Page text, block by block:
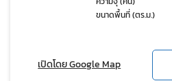
ขนาดพื้นที่ (ตร.ม.)
เปิดโดย Google Map